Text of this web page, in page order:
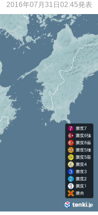
2016年07月31日02:45発表